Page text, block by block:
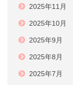
2025年11月
2025年10月
2025年9月
2025年8月
2025年7月